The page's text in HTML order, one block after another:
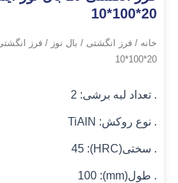
10*100*20
خانه / فرز انگشتی / بال نوز
10*100*20
. تعداد لبه برشی: 2
. نوع روکش: TiAlN
. سختی(HRC): 45
. طول(mm): 100